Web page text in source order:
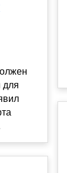
для